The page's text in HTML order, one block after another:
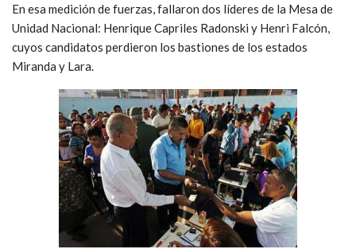
En esa medición de fuerzas, fallaron dos líderes de la Mesa de
Unidad Nacional: Henrique Capriles Radonski y Henri Falcón,
cuyos candidatos perdieron los bastiones de los estados
Miranda y Lara.